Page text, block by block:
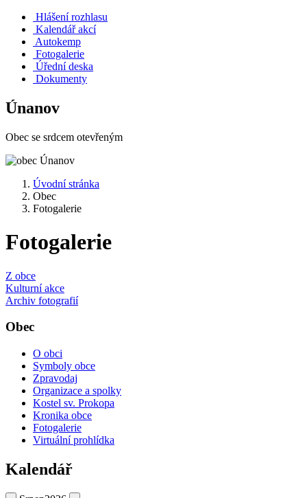
Hlášení rozhlasu
Kalendář akcí
Autokemp
Fotogalerie
Úřední deska
Dokumenty
Únanov
Obec se srdcem otevřeným
Úvodní stránka
Obec
Fotogalerie
Fotogalerie
Z obce
Kulturní akce
Archiv fotografií
Obec
O obci
Symboly obce
Zpravodaj
Organizace a spolky
Kostel sv. Prokopa
Kronika obce
Fotogalerie
Virtuální prohlídka
Kalendář